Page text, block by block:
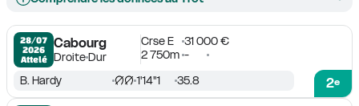
28/07
2026
Attelé
Cabourg
DroiteDur
Crse E
31 000 €
2 750m -
2e
B. Hardy 1'14''1 35.8